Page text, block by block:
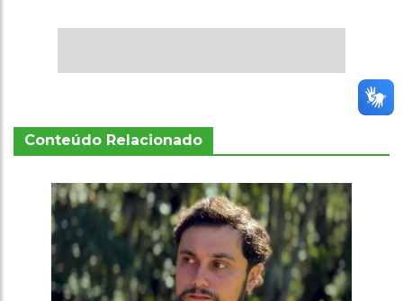
Conteúdo Relacionado